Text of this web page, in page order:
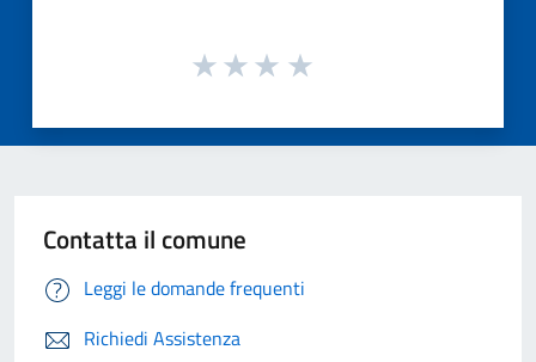
Contatta il comune
Leggi le domande frequenti
Richiedi Assistenza